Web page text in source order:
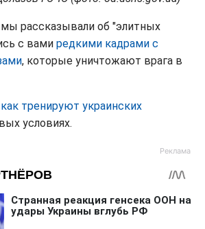
рассказывали об "элитных
с вами редкими кадрами с
, которые уничтожают врага в
как тренируют украинских
условиях.